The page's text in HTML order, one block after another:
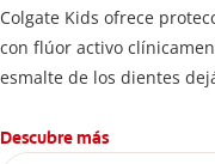
Colgate Kids ofrece
con flúor activo
esmalte de los dientes
Descubre más